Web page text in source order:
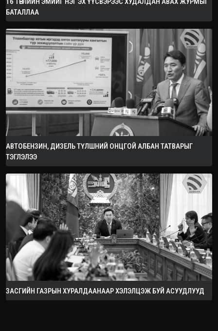
БАТАЛЛАА
АВТОБЕНЗИН, ДИЗЕЛЬ ТҮЛШНИЙ ОНЦГОЙ АЛБАН ТАТВАРЫГ
ТЭГЛЭЛЭЭ
ЗАСГИЙН ГАЗРЫН ХУРАЛДААНААР ХЭЛЭЛЦЭЖ БУЙ АСУУДЛУУД